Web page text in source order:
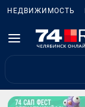
НЕДВИЖИМОСТЬ